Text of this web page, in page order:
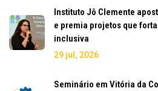
Instituto Jô Clemente
e premia projetos que
inclusiva
29 jul, 2026
Seminário em Vitória da